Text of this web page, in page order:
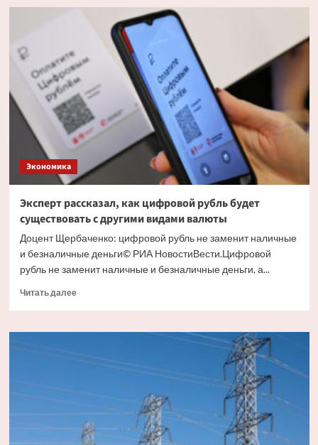
Экономист
объяснил
причину
массового
обналичивания
вкладов
Экономика
Эксперт рассказал, как цифровой рубль будет
существовать с другими видами валюты
Доцент Щербаченко: цифровой рубль не заменит наличные
и безналичные деньги© РИА НовостиВести.Цифровой
рубль не заменит наличные и безналичные деньги, а...
Читать далееПрочитать
Эксперт
существовать
другими